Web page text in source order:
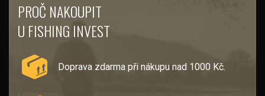
PROČ NAKOUPIT
U FISHING INVEST
Doprava zdarma při nákupu nad 1000 Kč.